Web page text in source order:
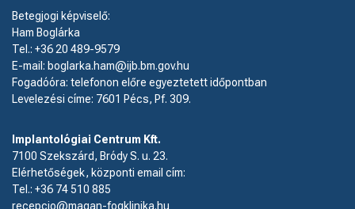
Betegjogi képviselő:
Ham Boglárka
Tel.: +36 20 489-9579
E-mail: boglarka.ham@ijb.bm.gov.hu
Fogadóóra: telefonon előre egyeztetett időpontban
Levelezési címe: 7601 Pécs, Pf. 309.
Implantológiai Centrum Kft.
7100 Szekszárd, Bródy S. u. 23.
Elérhetőségek, központi email cím:
Tel.: +36 74 510 885
recepcio@magan-fogklinika.hu